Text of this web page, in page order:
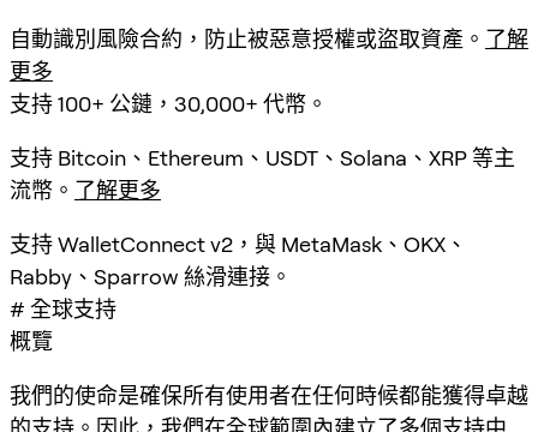
自動識別風險合約，防止被惡意授權或盜取資產。 了解
更多
支持 100+ 公鏈，30,000+ 代幣。
支持 Bitcoin、Ethereum、USDT、Solana、XRP 等主
流幣。 了解更多
支持 WalletConnect v2，與 MetaMask、OKX、
Rabby、Sparrow 絲滑連接。
# 全球支持
概覽
我們的使命是確保所有使用者在任何時候都能獲得卓越